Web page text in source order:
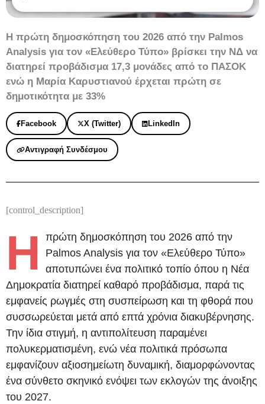
Η πρώτη δημοσκόπηση του 2026 από την Palmos
Analysis για τον «Ελεύθερο Τύπο» βρίσκει την ΝΔ να
διατηρεί προβάδισμα 17,3 μονάδες από το ΠΑΣΟΚ
ενώ η Μαρία Καρυστιανού έρχεται πρώτη σε
δημοτικότητα με 33%
Facebook X (Twitter) LinkedIn
Αντιγραφή Συνδέσμου
[control_description]
Η
πρώτη δημοσκόπηση του 2026 από την
Palmos Analysis για τον «Ελεύθερο Τύπο»
αποτυπώνει ένα πολιτικό τοπίο όπου η Νέα
Δημοκρατία διατηρεί καθαρό προβάδισμα, παρά τις
εμφανείς ρωγμές στη συσπείρωση και τη φθορά που
συσσωρεύεται μετά από επτά χρόνια διακυβέρνησης.
Την ίδια στιγμή, η αντιπολίτευση παραμένει
πολυκερματισμένη, ενώ νέα πολιτικά πρόσωπα
εμφανίζουν αξιοσημείωτη δυναμική, διαμορφώνοντας
ένα σύνθετο σκηνικό ενόψει των εκλογών της άνοιξης
του 2027.